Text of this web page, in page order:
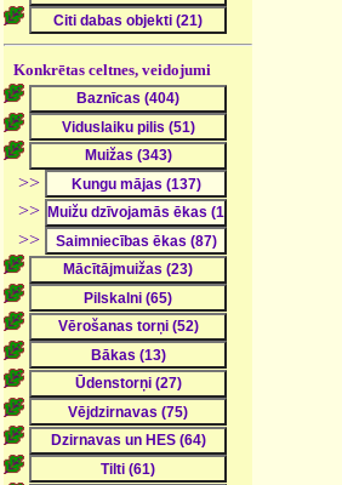
Konkrētas celtnes, veidojumi
>>
>>
>>